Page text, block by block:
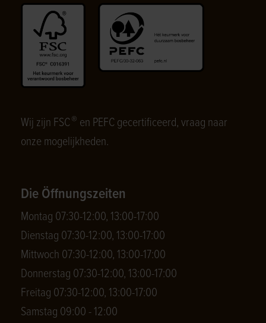
Wij zijn FSC® en PEFC gecertificeerd, vraag naar
onze mogelijkheden.
Die Öffnungszeiten
Montag 07:30-12:00, 13:00-17:00
Dienstag 07:30-12:00, 13:00-17:00
Mittwoch 07:30-12:00, 13:00-17:00
Donnerstag 07:30-12:00, 13:00-17:00
Freitag 07:30-12:00, 13:00-17:00
Samstag 09:00 - 12:00